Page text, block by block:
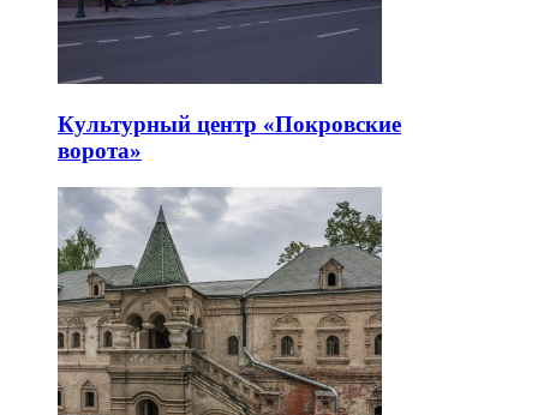
Культурный центр «Покровские
ворота»